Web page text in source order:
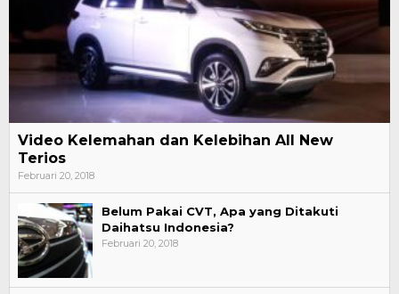
Video Kelemahan dan Kelebihan All New
Terios
Februari 20, 2018
Belum Pakai CVT, Apa yang Ditakuti
Daihatsu Indonesia?
Februari 20, 2018